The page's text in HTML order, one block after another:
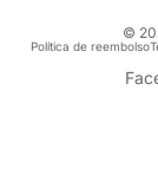
©
Política de reembolso